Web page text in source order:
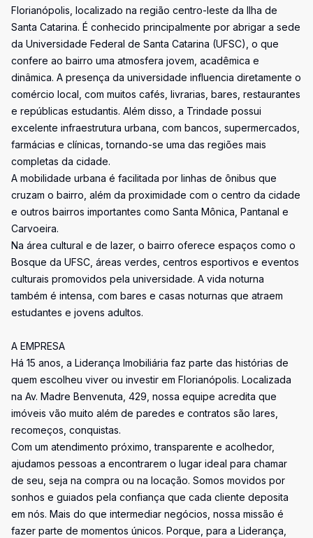
Florianópolis, localizado na região centro-leste da Ilha de
Santa Catarina. É conhecido principalmente por abrigar a sede
da Universidade Federal de Santa Catarina (UFSC), o que
confere ao bairro uma atmosfera jovem, acadêmica e
dinâmica. A presença da universidade influencia diretamente o
comércio local, com muitos cafés, livrarias, bares, restaurantes
e repúblicas estudantis. Além disso, a Trindade possui
excelente infraestrutura urbana, com bancos, supermercados,
farmácias e clínicas, tornando-se uma das regiões mais
completas da cidade.
A mobilidade urbana é facilitada por linhas de ônibus que
cruzam o bairro, além da proximidade com o centro da cidade
e outros bairros importantes como Santa Mônica, Pantanal e
Carvoeira.
Na área cultural e de lazer, o bairro oferece espaços como o
Bosque da UFSC, áreas verdes, centros esportivos e eventos
culturais promovidos pela universidade. A vida noturna
também é intensa, com bares e casas noturnas que atraem
estudantes e jovens adultos.
A EMPRESA
Há 15 anos, a Liderança Imobiliária faz parte das histórias de
quem escolheu viver ou investir em Florianópolis. Localizada
na Av. Madre Benvenuta, 429, nossa equipe acredita que
imóveis vão muito além de paredes e contratos são lares,
recomeços, conquistas.
Com um atendimento próximo, transparente e acolhedor,
ajudamos pessoas a encontrarem o lugar ideal para chamar
de seu, seja na compra ou na locação. Somos movidos por
sonhos e guiados pela confiança que cada cliente deposita
em nós. Mais do que intermediar negócios, nossa missão é
fazer parte de momentos únicos. Porque, para a Liderança,